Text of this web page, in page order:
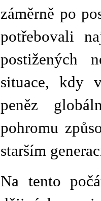
záměrně po
potřebovali
postižených
situace, kdy
peněz
pohromu
starším
Na tento